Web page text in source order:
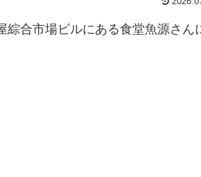
合市場ビルにある食堂魚源さん